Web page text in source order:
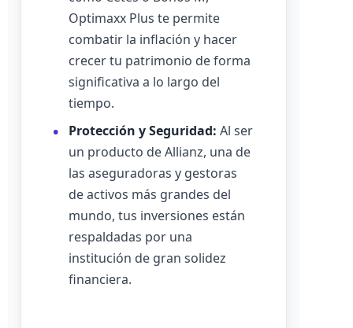
Optimaxx Plus te permite
combatir la inflación y hacer
crecer tu patrimonio de forma
significativa a lo largo del
tiempo.
Protección y Seguridad: Al ser
un producto de Allianz, una de
las aseguradoras y gestoras
de activos más grandes del
mundo, tus inversiones están
respaldadas por una
institución de gran solidez
financiera.